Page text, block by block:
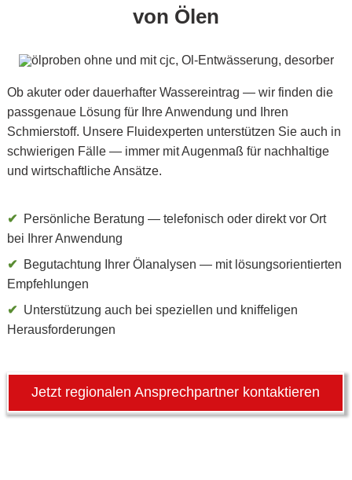
von Ölen
Ob akuter oder dauerhafter Wassereintrag — wir finden die
passgenaue Lösung für Ihre Anwendung und Ihren
Schmierstoff. Unsere Fluidexperten unterstützen Sie auch in
schwierigen Fälle — immer mit Augenmaß für nachhaltige
und wirtschaftliche Ansätze.
Persönliche Beratung — telefonisch oder direkt vor Ort
bei Ihrer Anwendung
Begutachtung Ihrer Ölanalysen — mit lösungsorientierten
Empfehlungen
Unterstützung auch bei speziellen und kniffeligen
Herausforderungen
Jetzt regionalen Ansprechpartner kontaktieren